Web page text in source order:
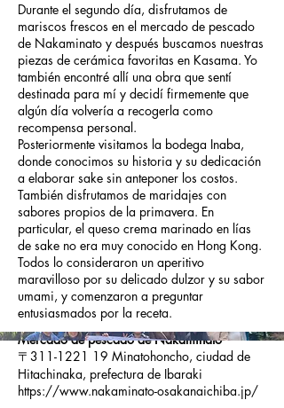
Durante el segundo día, disfrutamos de
mariscos frescos en el mercado de pescado
de Nakaminato y después buscamos nuestras
piezas de cerámica favoritas en Kasama. Yo
también encontré allí una obra que sentí
destinada para mí y decidí firmemente que
algún día volvería a recogerla como
recompensa personal.
Posteriormente visitamos la bodega Inaba,
donde conocimos su historia y su dedicación
a elaborar sake sin anteponer los costos.
También disfrutamos de maridajes con
sabores propios de la primavera. En
particular, el queso crema marinado en lías
de sake no era muy conocido en Hong Kong.
Todos lo consideraron un aperitivo
maravilloso por su delicado dulzor y su sabor
umami, y comenzaron a preguntar
entusiasmados por la receta.
Mercado de pescado de Nakaminato
〒311-1221 19 Minatohoncho, ciudad de
Hitachinaka, prefectura de Ibaraki
https://www.nakaminato-osakanaichiba.jp/